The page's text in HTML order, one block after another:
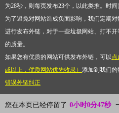
为28秒，则每页发布23个，以此类推。时
为了避免对网站造成负面影响，我们定期
进行发布外链，对于一些垃圾网站、打不
的质量。
如果您有优质的网站可供发布外链，可以点
或以上，优质网站优先收录） 添加到我们
错误外链纠正
您在本页已经停留了 0小时0分47秒